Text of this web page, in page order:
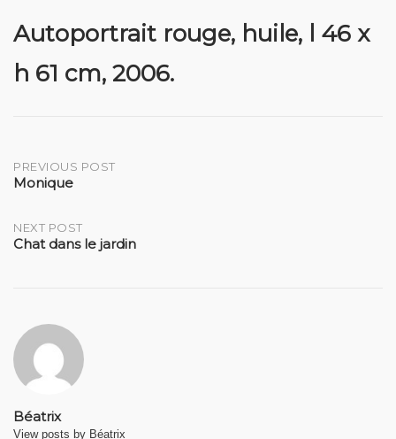
Autoportrait rouge, huile, l 46 x
h 61 cm, 2006.
Post
PREVIOUS POST
Monique
NEXT POST
Chat dans le jardin
Béatrix
View posts by Béatrix